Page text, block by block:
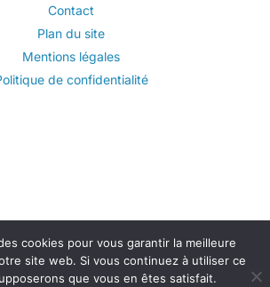
Contact
Plan du site
Mentions légales
de confidentialité
cookies pour vous garantir la meilleure
site web. Si vous continuez à utiliser ce
que vous en êtes satisfait.